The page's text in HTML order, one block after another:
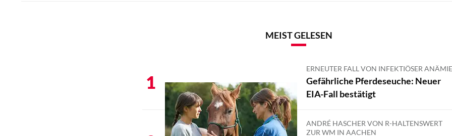
MEIST GELESEN
1
ERNEUTER FALL VON INFEKTIÖSER ANÄMIE
Gefährliche Pferdeseuche: Neuer
EIA-Fall bestätigt
ANDRÉ HASCHER VON R-HALTENSWERT
ZUR WM IN AACHEN